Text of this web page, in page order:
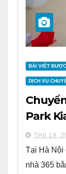
BÀI VIẾT
DỊCH VỤ
Park
TH6 19,
Tại Hà Nội
nhà 365